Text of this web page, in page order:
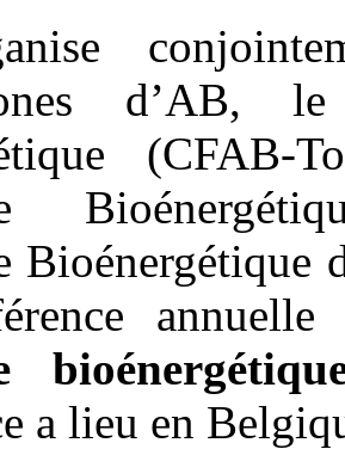
d’AB,
(CFAB-
Bioénergétique
a lieu en